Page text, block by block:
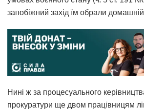
запобіжний захід їм обрали
Нині ж за процесуального
прокуратури ще двом працівницям